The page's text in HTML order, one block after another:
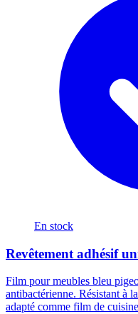
En stock
Revêtement adhésif
Film pour meubles bleu
antibactérienne. Résistant à
adapté comme film de